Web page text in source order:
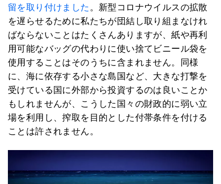
留を取り付けました。新型コロナウイルスの拡散
を遅らせるために私たちが団結し取り組まなけれ
ばならないことはたくさんありますが、紙や再利
用可能なバッグの代わりに使い捨てビニール袋を
使用することはそのうちに含まれません。同様
に、海に依存する小さな島国など、大きな打撃を
受けている国に外部から投資するのは良いことか
もしれませんが、こうした国々の財政的に弱い立
場を利用し、搾取を目的とした付帯条件を付ける
ことは許されません。